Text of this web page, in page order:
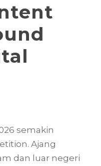
semakin
Ajang
dan luar negeri